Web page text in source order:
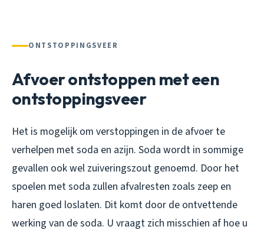
ONTSTOPPINGSVEER
Afvoer ontstoppen met een
ontstoppingsveer
Het is mogelijk om verstoppingen in de afvoer te
verhelpen met soda en azijn. Soda wordt in sommige
gevallen ook wel zuiveringszout genoemd. Door het
spoelen met soda zullen afvalresten zoals zeep en
haren goed loslaten. Dit komt door de ontvettende
werking van de soda. U vraagt zich misschien af hoe u